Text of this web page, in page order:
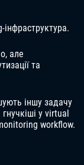
але
та
іншу задачу
у virtual
workflow.